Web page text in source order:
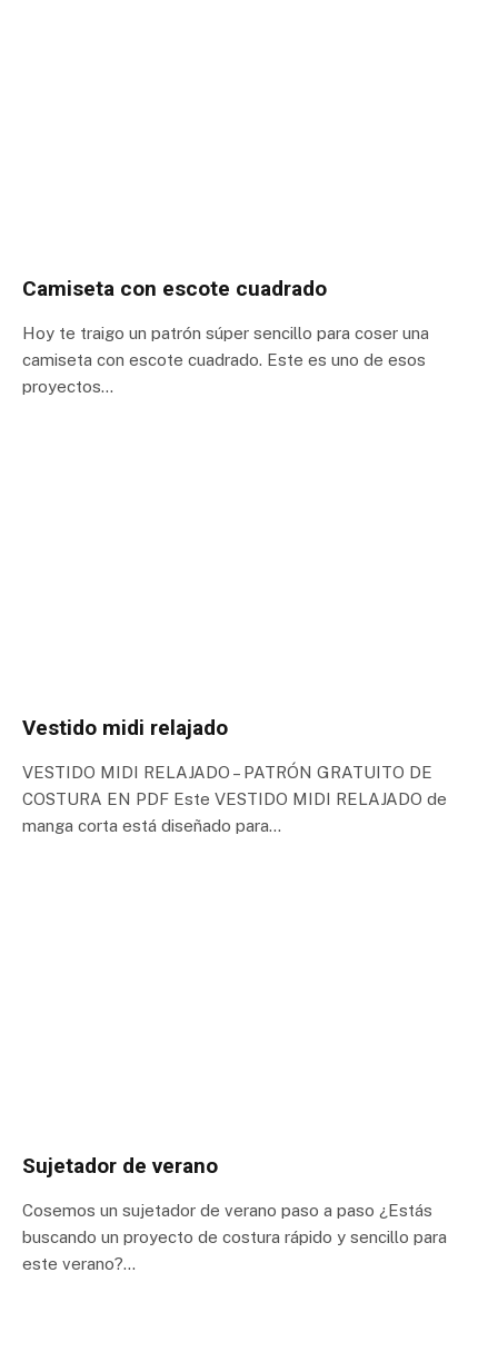
Camiseta con escote cuadrado
Hoy te traigo un patrón súper sencillo para coser una
camiseta con escote cuadrado. Este es uno de esos
proyectos…
Vestido midi relajado
VESTIDO MIDI RELAJADO – PATRÓN GRATUITO DE
COSTURA EN PDF Este VESTIDO MIDI RELAJADO de
manga corta está diseñado para…
Sujetador de verano
Cosemos un sujetador de verano paso a paso ¿Estás
buscando un proyecto de costura rápido y sencillo para
este verano?…